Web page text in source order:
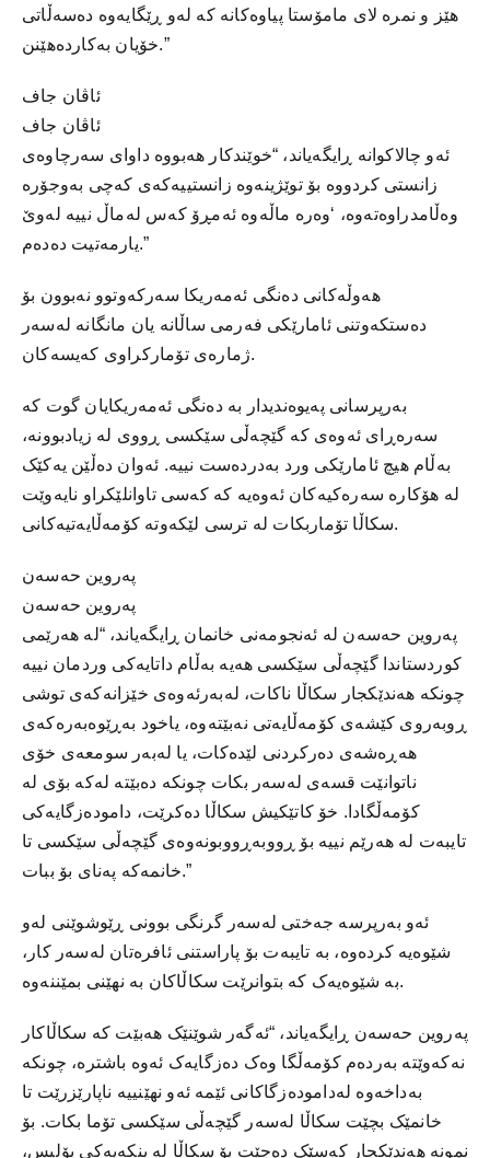
هێز و نمرە لای مامۆستا پیاوەکانە کە لەو ڕێگایەوە دەسەڵاتی
خۆیان بەکاردەهێنن.”
ئاڤان جاف
ئاڤان جاف
ئەو چالاکوانە ڕایگەیاند، “خوێندکار هەبووە داوای سەرچاوەی
زانستی کردووە بۆ توێژینەوە زانستییەکەی کەچی بەوجۆرە
وەڵامدراوەتەوە، ‘وەرە ماڵەوە ئەمڕۆ کەس لەماڵ نییە لەوێ
یارمەتیت دەدەم.”
هەوڵەکانی دەنگی ئەمەریکا سەرکەوتوو نەبوون بۆ
دەستکەوتنی ئامارێکی فەرمی ساڵانە یان مانگانە لەسەر
ژمارەی تۆمارکراوی کەیسەکان.
بەرپرسانی پەیوەندیدار بە دەنگی ئەمەریکایان گوت کە
سەرەڕای ئەوەی کە گێچەڵی سێکسی ڕووی لە زیادبوونە،
بەڵام هیچ ئامارێکی ورد بەدردەست نییە. ئەوان دەڵێن یەکێک
لە هۆکارە سەرەکیەکان ئەوەیە کە کەسی تاوانلێکراو نایەوێت
سکاڵا تۆماربکات لە ترسی لێکەوتە کۆمەڵایەتیەکانی.
پەروین حەسەن
پەروین حەسەن
پەروین حەسەن لە ئەنجومەنی خانمان ڕایگەیاند، “لە هەرێمی
کوردستاندا گێچەڵی سێکسی هەیە بەڵام داتایەکی وردمان نییە
چونکە هەندێکجار سکاڵا ناکات، لەبەرئەوەی خێزانەکەی توشی
ڕوبەروی کێشەی کۆمەڵایەتی نەبێتەوە، یاخود بەڕێوەبەرەکەی
هەڕەشەی دەرکردنی لێدەکات، یا لەبەر سومعەی خۆی
ناتوانێت قسەی لەسەر بکات چونکە دەبێتە لەکە بۆی لە
کۆمەڵگادا. خۆ کاتێکیش سکاڵا دەکرێت، دامودەزگایەکی
تایبەت لە هەرێم نییە بۆ ڕووبەڕووبونەوەی گێچەڵی سێکسی تا
خانمەکە پەنای بۆ ببات.”
ئەو بەرپرسە جەختی لەسەر گرنگی بوونی ڕێوشوێنی لەو
شێوەیە کردەوە، بە تایبەت بۆ پاراستنی ئافرەتان لەسەر کار،
بە شێوەیەک کە بتوانرێت سکاڵاکان بە نهێنی بمێننەوە.
پەروین حەسەن ڕایگەیاند، “ئەگەر شوێنێک هەبێت کە سکاڵاکار
نەکەوێتە بەردەم کۆمەڵگا وەک دەزگایەک ئەوە باشترە، چونکە
بەداخەوە لەدامودەزگاکانی ئێمە ئەو نهێنییە ناپارێزرێت تا
خانمێک بچێت سکاڵا لەسەر گێچەڵی سێکسی تۆما بکات. بۆ
نمونە هەندێکجار کەسێک دەچێت بۆ سکاڵا لە بنکەیەکی پۆلیس،